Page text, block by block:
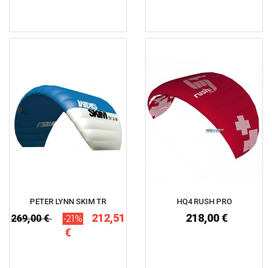
PETER LYNN SKIM TR
269,00 € -21%
212,51
€
HQ4 RUSH PRO
218,00 €